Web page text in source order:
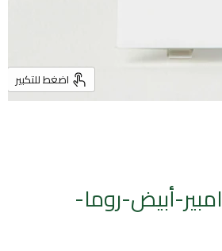
اضغط للتكبير
بريزه عادة-16 امبير-أبيض-روما-